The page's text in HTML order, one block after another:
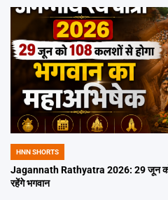
POSTED
IN
HNN SHORTS
Jagannath Rathyatra 2026: 29 जून को
रहेंगे भगवान